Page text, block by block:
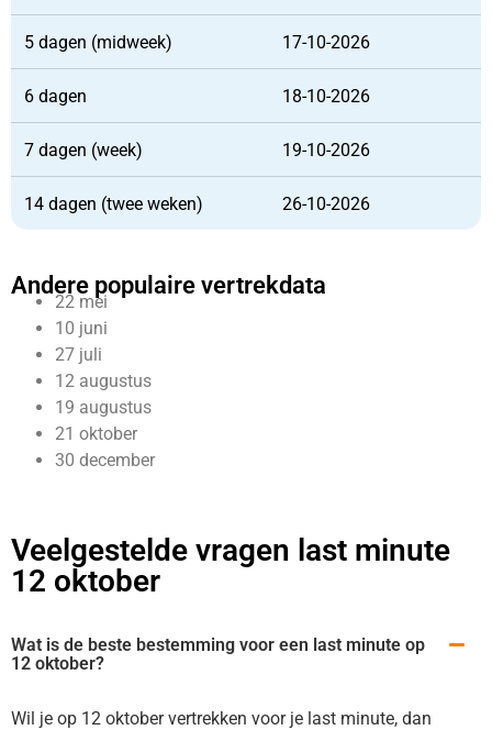
5 dagen (midweek) 17-10-2026
6 dagen 18-10-2026
7 dagen (week) 19-10-2026
14 dagen (twee weken) 26-10-2026
Andere populaire vertrekdata
22 mei
10 juni
27 juli
12 augustus
19 augustus
21 oktober
30 december
Veelgestelde vragen last minute
12 oktober
Wat is de beste bestemming voor een last minute op
12 oktober?
Wil je op 12 oktober vertrekken voor je last minute, dan